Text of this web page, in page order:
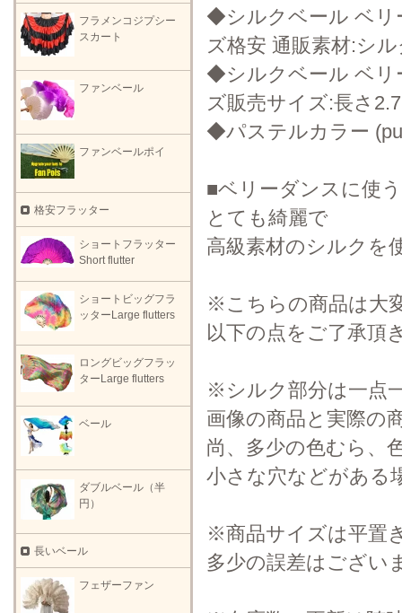
◆シルクベール ベリ
ズ格安 通販素材:シ
◆シルクベール ベリ
ズ販売サイズ:長さ
◆パステルカラー
■ベリーダンスに使
とても綺麗で
高級素材のシルクを
※こちらの商品は大
以下の点をご了承頂
※シルク部分は一点
画像の商品と実際の
尚、多少の色むら、
小さな穴などがある
※商品サイズは平置
多少の誤差はござい
フラメンコジプシー
スカート
ファンベール
ファンベールポイ
格安フラッター
ショートフラッター
Short flutter
ショートビッグフラ
ッターLarge flutters
ロングビッグフラッ
ターLarge flutters
ベール
ダブルベール（半
円）
長いベール
フェザーファン